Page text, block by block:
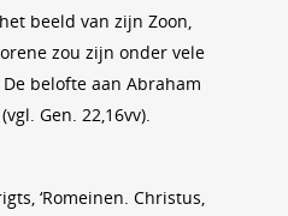
beeld van zijn Zoon,
zou zijn onder vele
De belofte aan Abraham
Gen. 22,16vv).
‘Romeinen. Christus,